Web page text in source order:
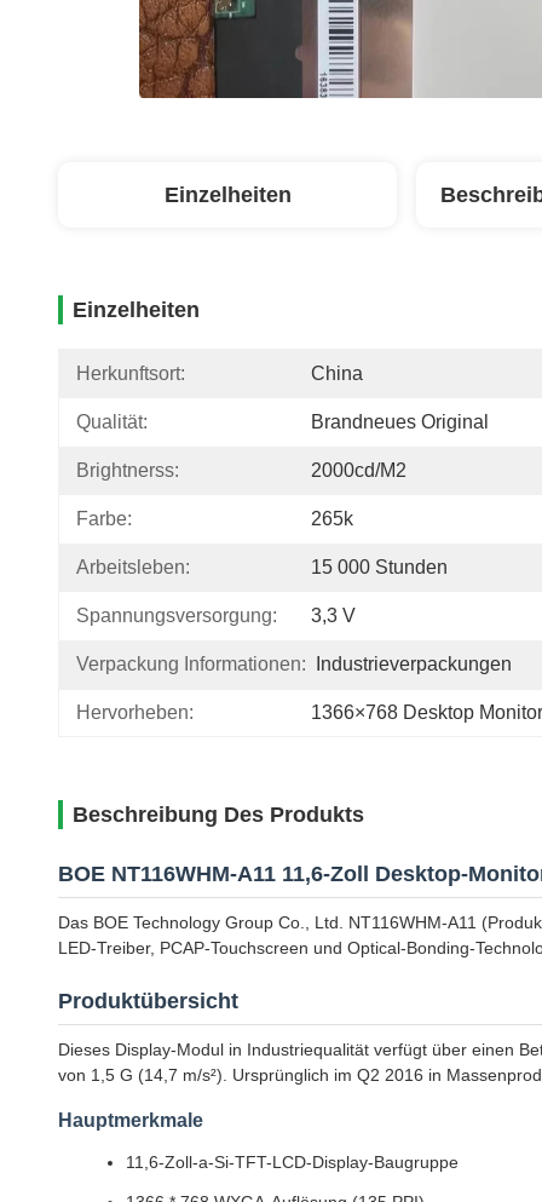
Einzelheiten
Einzelheiten
Herkunftsort: China
Qualität: Brandneues Original
Brightnerss: 2000cd/m2
Farbe: 265k
Arbeitsleben: 15 000 Stunden
Spannungsversorgung: 3,3 V
Verpackung Informationen: Industrieverpackungen
Hervorheben: 1366×768 Desktop
Beschreibung Des Produkts
BOE NT116WHM-A11 11,6-Zoll Desktop-
Das BOE Technology Group Co., Ltd. NT116WHM-A11
LED-Treiber, PCAP-Touchscreen und Optical-Bonding-
Produktübersicht
Dieses Display-Modul in Industriequalität verfügt über einen
von 1,5 G (14,7 m/s²). Ursprünglich im Q2 2016 in
Hauptmerkmale
11,6-Zoll-a-Si-TFT-LCD-Display-Baugruppe